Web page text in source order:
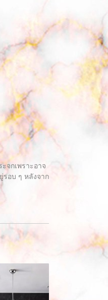
จกเพราะอาจ
รอบ ๆ หลังจาก